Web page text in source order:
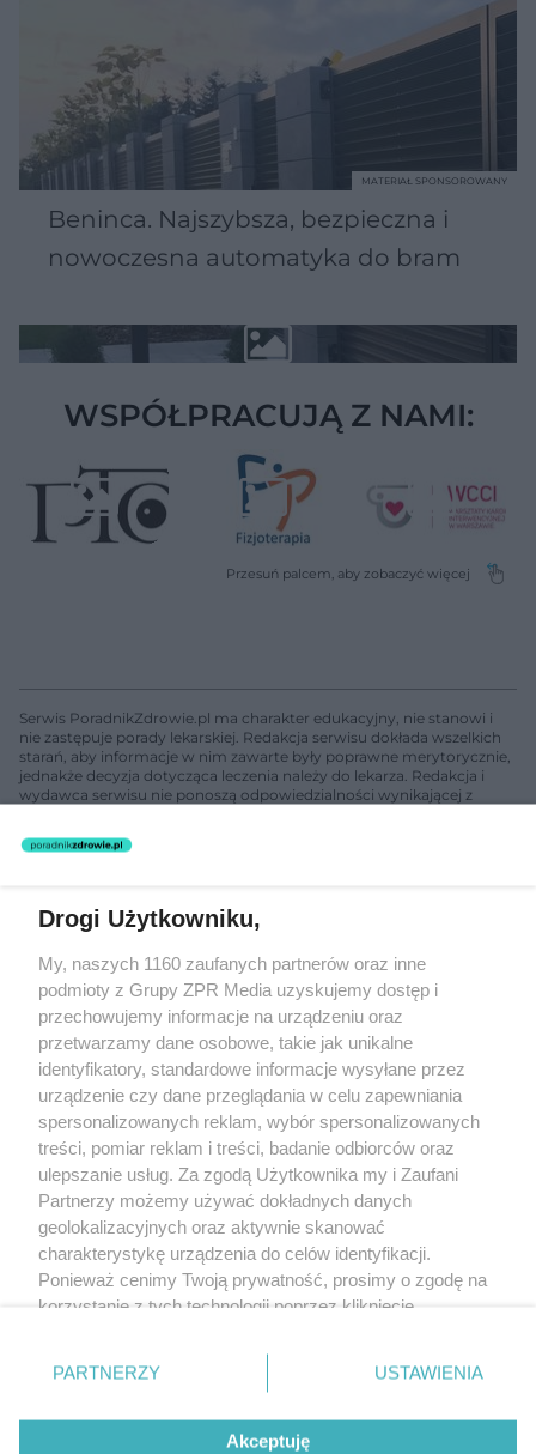
Beninca. Najszybsza, bezpieczna i
nowoczesna automatyka do bram
MATERIAŁ SPONSOROWANY
WSPÓŁPRACUJĄ Z NAMI:
Serwis PoradnikZdrowie.pl ma charakter edukacyjny, nie stanowi i
nie zastępuje porady lekarskiej. Redakcja serwisu dokłada wszelkich
starań, aby informacje w nim zawarte były poprawne merytorycznie,
jednakże decyzja dotycząca leczenia należy do lekarza. Redakcja i
wydawca serwisu nie ponoszą odpowiedzialności wynikającej z
świadczeń zdrowotnych w rozumieniu art. 3 ust 1 ustawy o
rozpowszechniany lub dalej rozpowszechniany w jakikolwiek sposób
(w tym także elektroniczny lub mechaniczny) na jakimkolwiek polu
eksploatacji w jakiejkolwiek formie, włącznie z umieszczaniem w
Internecie bez pisemnej zgody właściciela praw. Jakiekolwiek użycie
lub wykorzystanie utworów w całości lub w części z naruszeniem
prawa, tzn. bez właściwej zgody, jest zabronione pod groźbą kary i
może być ścigane prawnie.
O nas
Informacje prawne
Nasze serwisy
Drogi Użytkowniku,
My, naszych 1160 zaufanych partnerów oraz inne
podmioty z Grupy ZPR Media uzyskujemy dostęp i
przechowujemy informacje na urządzeniu oraz
przetwarzamy dane osobowe, takie jak unikalne
identyfikatory, standardowe informacje wysyłane przez
urządzenie czy dane przeglądania w celu zapewniania
spersonalizowanych reklam, wybór spersonalizowanych
treści, pomiar reklam i treści, badanie odbiorców oraz
ulepszanie usług. Za zgodą Użytkownika my i Zaufani
Partnerzy możemy używać dokładnych danych
geolokalizacyjnych oraz aktywnie skanować
charakterystykę urządzenia do celów identyfikacji.
Ponieważ cenimy Twoją prywatność, prosimy o zgodę na
korzystanie z tych technologii poprzez kliknięcie
zmienić/wycofać klikając przycisk ustawień prywatności
znajdujący się w lewym dolnym rogu strony
rodzaje przetwarzania danych nie wymagają zgody
użytkownika, ale masz prawo sprzeciwić się takiemu
PARTNERZY USTAWIENIA
Akceptuję